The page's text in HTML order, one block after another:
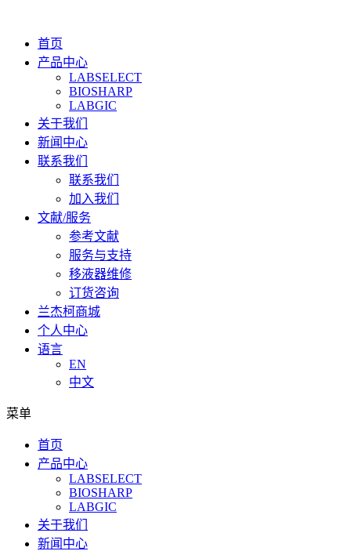
首页
产品中心
LABSELECT
BIOSHARP
LABGIC
关于我们
新闻中心
联系我们
联系我们
加入我们
文献/服务
参考文献
服务与支持
移液器维修
订货咨询
兰杰柯商城
个人中心
语言
EN
中文
菜单
首页
产品中心
LABSELECT
BIOSHARP
LABGIC
关于我们
新闻中心